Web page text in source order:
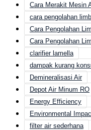
Cara Merakit Mesin
cara pengolahan
Cara Pengolahan
Cara Pengolahan
clarifier lamella
dampak kurang
Demineralisasi Air
Depot Air Minum RO
Energy Efficiency
Environmental
filter air sederhana